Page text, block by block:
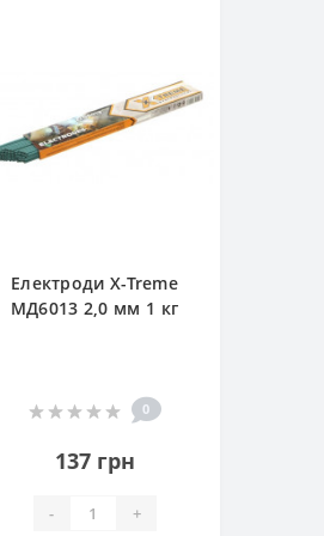
Електроди X-Treme
МД6013 2,0 мм 1 кг
0
137 грн
- +